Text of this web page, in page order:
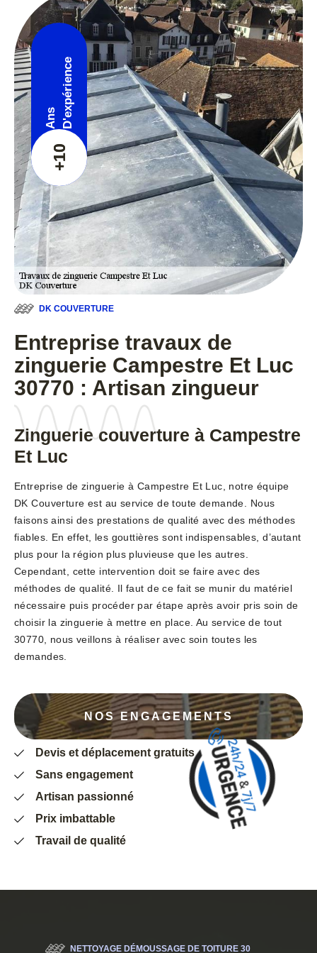
+10
Ans D'expérience
DK COUVERTURE
Entreprise travaux de
zinguerie Campestre Et Luc
30770 : Artisan zingueur
Zinguerie couverture à Campestre
Et Luc
Entreprise de zinguerie à Campestre Et Luc, notre équipe
DK Couverture est au service de toute demande. Nous
faisons ainsi des prestations de qualité avec des méthodes
fiables. En effet, les gouttières sont indispensables, d’autant
plus pour la région plus pluvieuse que les autres.
Cependant, cette intervention doit se faire avec des
méthodes de qualité. Il faut de ce fait se munir du matériel
nécessaire puis procéder par étape après avoir pris soin de
choisir la zinguerie à mettre en place. Au service de tout
30770, nous veillons à réaliser avec soin toutes les
demandes.
NOS ENGAGEMENTS
Devis et déplacement gratuits
Sans engagement
Artisan passionné
Prix imbattable
Travail de qualité
NETTOYAGE DÉMOUSSAGE DE TOITURE 30